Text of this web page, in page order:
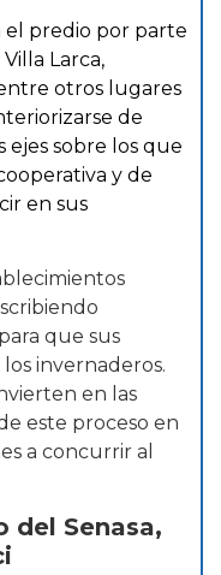
el predio por parte
Larca,
otros lugares
de
ejes sobre los que
y de
en sus
que sus
invernaderos.
en las
este proceso en
a concurrir al
del Senasa,